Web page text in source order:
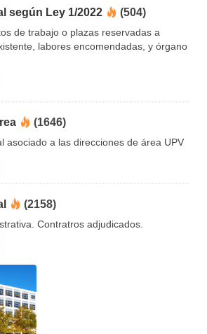
según Ley 1/2022 (504)
de trabajo o plazas reservadas a
labores encomendadas, y órgano
(1646)
asociado a las direcciones de área UPV
(2158)
Contratros adjudicados.